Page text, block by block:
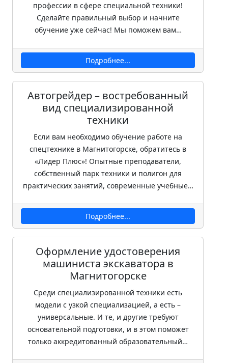
профессии в сфере специальной техники!
Сделайте правильный выбор и начните
обучение уже сейчас! Мы поможем вам…
Подробнее...
Автогрейдер – востребованный
вид специализированной
техники
Если вам необходимо обучение работе на
спецтехнике в Магнитогорске, обратитесь в
«Лидер Плюс»! Опытные преподаватели,
собственный парк техники и полигон для
практических занятий, современные учебные…
Подробнее...
Оформление удостоверения
машиниста экскаватора в
Магнитогорске
Среди специализированной техники есть
модели с узкой специализацией, а есть –
универсальные. И те, и другие требуют
основательной подготовки, и в этом поможет
только аккредитованный образовательный…